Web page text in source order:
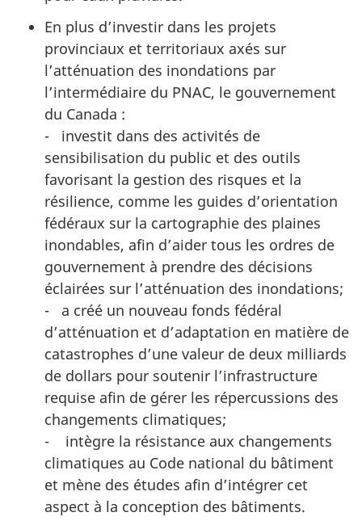
En plus d’investir dans les projets
provinciaux et territoriaux axés sur
l’atténuation des inondations par
l’intermédiaire du PNAC, le gouvernement
du Canada :
- investit dans des activités de
sensibilisation du public et des outils
favorisant la gestion des risques et la
résilience, comme les guides d’orientation
fédéraux sur la cartographie des plaines
inondables, afin d’aider tous les ordres de
gouvernement à prendre des décisions
éclairées sur l’atténuation des inondations;
- a créé un nouveau fonds fédéral
d’atténuation et d’adaptation en matière de
catastrophes d’une valeur de deux milliards
de dollars pour soutenir l’infrastructure
requise afin de gérer les répercussions des
changements climatiques;
- intègre la résistance aux changements
climatiques au Code national du bâtiment
et mène des études afin d’intégrer cet
aspect à la conception des bâtiments.